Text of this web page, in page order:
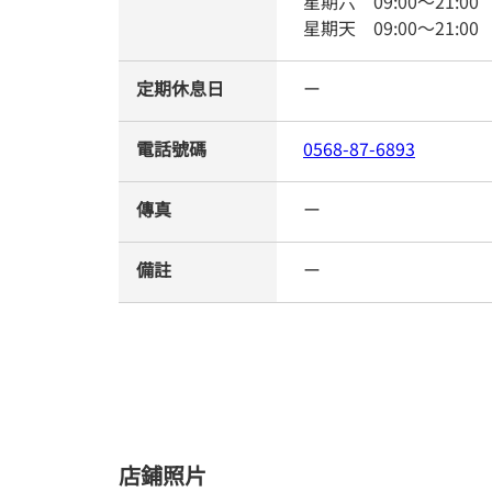
星期天 09:00～21:00
定期休息日 ー
電話號碼 0568-87-6893
傳真 ー
備註 ー
店鋪照片